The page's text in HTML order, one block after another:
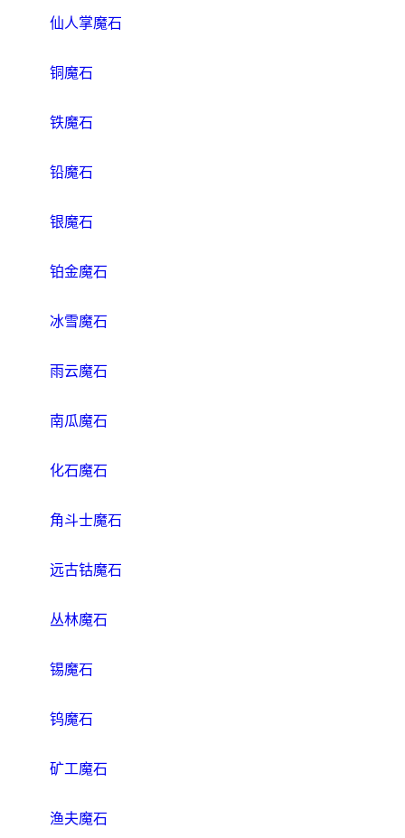
仙人掌魔石
铜魔石
铁魔石
铅魔石
银魔石
铂金魔石
冰雪魔石
雨云魔石
南瓜魔石
化石魔石
角斗士魔石
远古钴魔石
丛林魔石
锡魔石
钨魔石
矿工魔石
渔夫魔石